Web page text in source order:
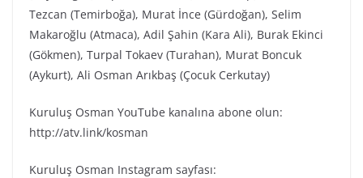
Tezcan (Temirboğa), Murat İnce (Gürdoğan), Selim
Makaroğlu (Atmaca), Adil Şahin (Kara Ali), Burak Ekinci
(Gökmen), Turpal Tokaev (Turahan), Murat Boncuk
(Aykurt), Ali Osman Arıkbaş (Çocuk Cerkutay)
Kuruluş Osman YouTube kanalına abone olun:
http://atv.link/kosman
Kuruluş Osman Instagram sayfası: